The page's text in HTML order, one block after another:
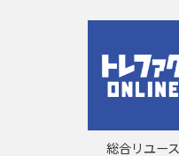
総合リユース